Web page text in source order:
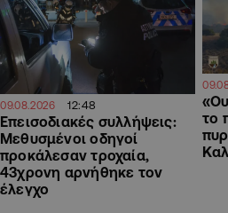
09.08.2026 12:48
Επεισοδιακές συλλήψεις:
Μεθυσμένοι οδηγοί
προκάλεσαν τροχαία,
43χρονη αρνήθηκε τον
έλεγχο
το